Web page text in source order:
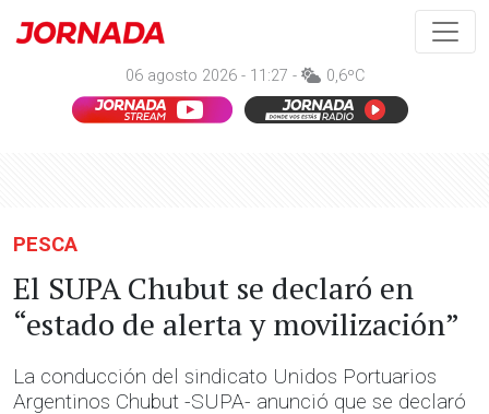
06 agosto 2026 - 11:27 - 0,6ºC
PESCA
El SUPA Chubut se declaró en
“estado de alerta y movilización”
La conducción del sindicato Unidos Portuarios
Argentinos Chubut -SUPA- anunció que se declaró